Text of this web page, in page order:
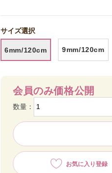
サイズ選択
6mm/120cm 9mm/120cm
会員のみ価格公開
数量：
お気に入り登録